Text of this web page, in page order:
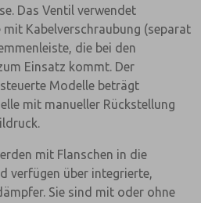
Das Ventil verwendet
Kabelverschraubung (separat
die bei den
Einsatz kommt. Der
Modelle beträgt
mit manueller Rückstellung
mit Flanschen in die
verfügen über integrierte,
Sie sind mit oder ohne